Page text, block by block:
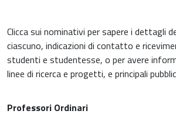
Clicca sui nominativi per sapere i dettagli
ciascuno, indicazioni di contatto e
studenti e studentesse, o per avere
linee di ricerca e progetti, e principali
Professori Ordinari